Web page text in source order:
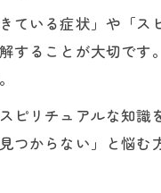
ている症状」や「
することが大切で
ピリチュアルな知
つからない」と悩